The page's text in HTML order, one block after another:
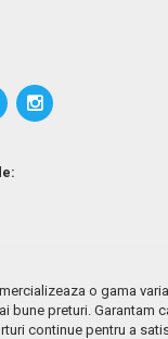
o gama
bune preturi. Garantam
continue pentru a